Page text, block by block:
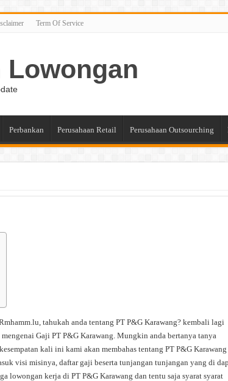
Term Of Service
Lowongan
Perbankan Perusahaan Retail Perusahaan Outsourching
tahukah anda tentang PT P&G Karawang? kembali lagi
Gaji PT P&G Karawang. Mungkin anda bertanya tanya
kali ini kami akan membahas tentang PT P&G Karawang
visi misinya, daftar gaji beserta tunjangan tunjangan yang di
lowongan kerja di PT P&G Karawang dan tentu saja syarat syarat